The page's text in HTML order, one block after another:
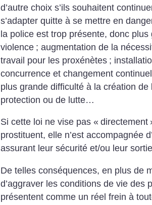
d’autre choix s’ils souhaitent
s’adapter quitte à se mettre en
la police est trop présente, donc
violence ; augmentation de la
travail pour les proxénètes ;
concurrence et changement
plus grande difficulté à la création
protection ou de lutte…
Si cette loi ne vise pas « directement
prostituent, elle n’est accompagnée
assurant leur sécurité et/ou leur
De telles conséquences, en plus de
d’aggraver les conditions de vie des
présentent comme un réel frein à